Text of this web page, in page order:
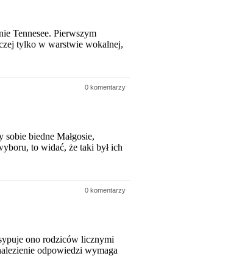
Tennesee. Pierwszym
tylko w warstwie wokalnej,
0 komentarzy
sobie biedne Małgosie,
to widać, że taki był ich
0 komentarzy
ono rodziców licznymi
odpowiedzi wymaga